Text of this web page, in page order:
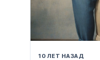
10 ЛЕТ НАЗАД